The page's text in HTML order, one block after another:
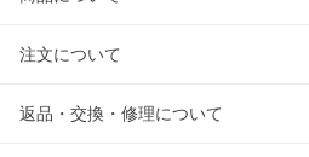
注文について
返品・交換・修理について